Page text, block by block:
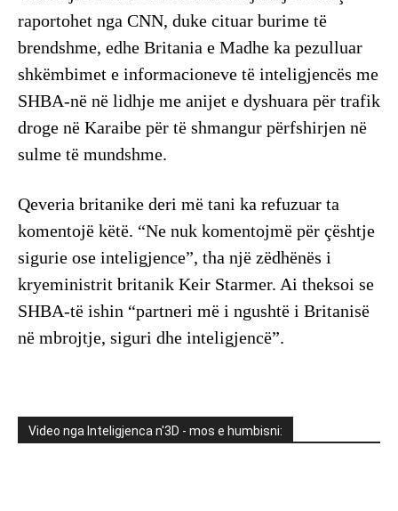
raportohet nga CNN, duke cituar burime të
brendshme, edhe Britania e Madhe ka pezulluar
shkëmbimet e informacioneve të inteligjencës me
SHBA-në në lidhje me anijet e dyshuara për trafik
droge në Karaibe për të shmangur përfshirjen në
sulme të mundshme.
Qeveria britanike deri më tani ka refuzuar ta
komentojë këtë. “Ne nuk komentojmë për çështje
sigurie ose inteligjence”, tha një zëdhënës i
kryeministrit britanik Keir Starmer. Ai theksoi se
SHBA-të ishin “partneri më i ngushtë i Britanisë
në mbrojtje, siguri dhe inteligjencë”.
Video nga Inteligjenca n'3D - mos e humbisni: